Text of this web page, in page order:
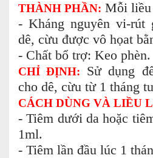
THÀNH PHẦN: Mỗi liều
- Kháng nguyên vi-rút
dê, cừu được vô họat
- Chất bổ trợ: Keo phèn.
CHỈ ĐỊNH:
Sử dụng
cho dê, cừu từ 1 tháng
CÁCH DÙNG VÀ LIỀU
- Tiêm dưới da hoặc
1ml.
- Tiêm lần đầu lúc 1